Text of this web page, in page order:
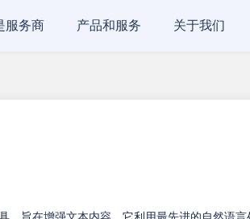
服务商 产品和服务 关于我们